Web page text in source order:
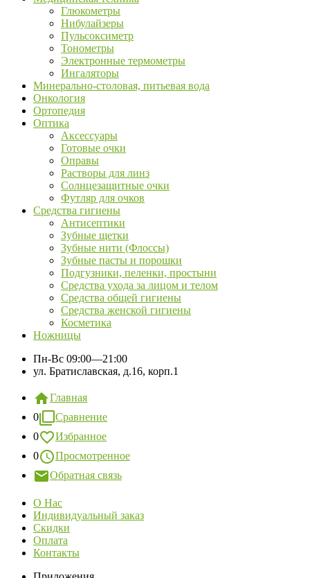
Глюкометры
Нибулайзеры
Пульсоксиметр
Тонометры
Электронные термометры
Ингаляторы
Минерально-столовая, питьевая вода
Онкология
Ортопедия
Оптика
Аксессуары
Готовые очки
Оправы
Растворы для линз
Солнцезащитные очки
Футляр для очков
Средства гигиены
Антисептики
Зубные щетки
Зубные нити (Флоссы)
Зубные пасты и порошки
Подгузники, пеленки, простыни
Средства ухода за лицом и телом
Средства общей гигиены
Средства женской гигиены
Косметика
Ножницы
Пн-Вс 09:00—21:00
ул. Братиславская, д.16, корп.1
Главная
0
Сравнение
0
Избранное
0
Просмотренное
Обратная связь
О Нас
Индивидуальный заказ
Скидки
Оплата
Контакты